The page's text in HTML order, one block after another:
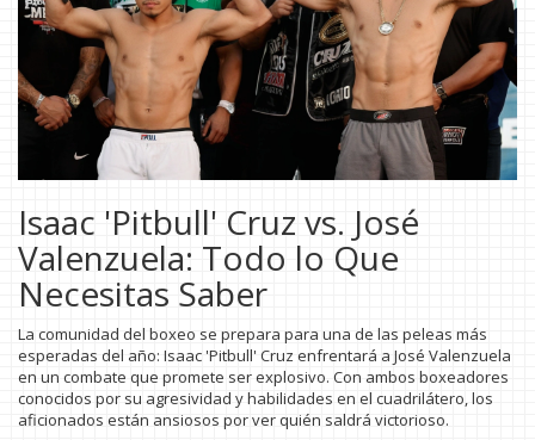
Isaac 'Pitbull' Cruz vs. José
Valenzuela: Todo lo Que
Necesitas Saber
La comunidad del boxeo se prepara para una de las peleas más
esperadas del año: Isaac 'Pitbull' Cruz enfrentará a José Valenzuela
en un combate que promete ser explosivo. Con ambos boxeadores
conocidos por su agresividad y habilidades en el cuadrilátero, los
aficionados están ansiosos por ver quién saldrá victorioso.